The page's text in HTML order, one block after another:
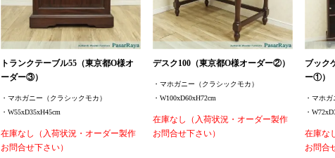
トランクテーブル55（東京都O様オ
ーダー③）
・マホガニー（クラシックモカ）
・W55xD35xH45cm
在庫なし（入荷状況・オーダー製作
お問合せ下さい）
デスク100（東京都O様オーダー②）
・マホガニー（クラシックモカ）
・W100xD60xH72cm
在庫なし（入荷状況・オーダー製作
お問合せ下さい）
ブック
ー①）
・マホ
・
在庫な
お問合